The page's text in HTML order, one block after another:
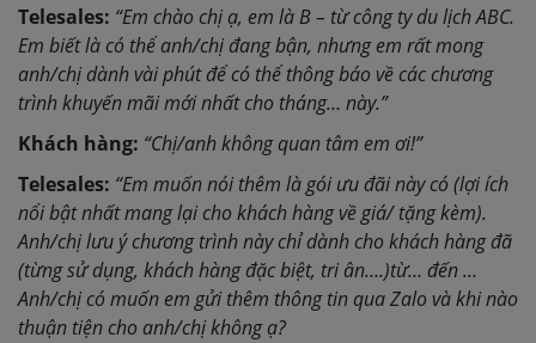
Telesales: “Em chào chị ạ, em là B – từ công ty du lịch ABC.
Em biết là có thể anh/chị đang bận, nhưng em rất mong
anh/chị dành vài phút để có thể thông báo về các chương
trình khuyến mãi mới nhất cho tháng… này.”
Khách hàng: “Chị/anh không quan tâm em ơi!”
Telesales: “Em muốn nói thêm là gói ưu đãi này có (lợi ích
nổi bật nhất mang lại cho khách hàng về giá/ tặng kèm).
Anh/chị lưu ý chương trình này chỉ dành cho khách hàng đã
(từng sử dụng, khách hàng đặc biệt, tri ân….)từ… đến …
Anh/chị có muốn em gửi thêm thông tin qua Zalo và khi nào
thuận tiện cho anh/chị không ạ?